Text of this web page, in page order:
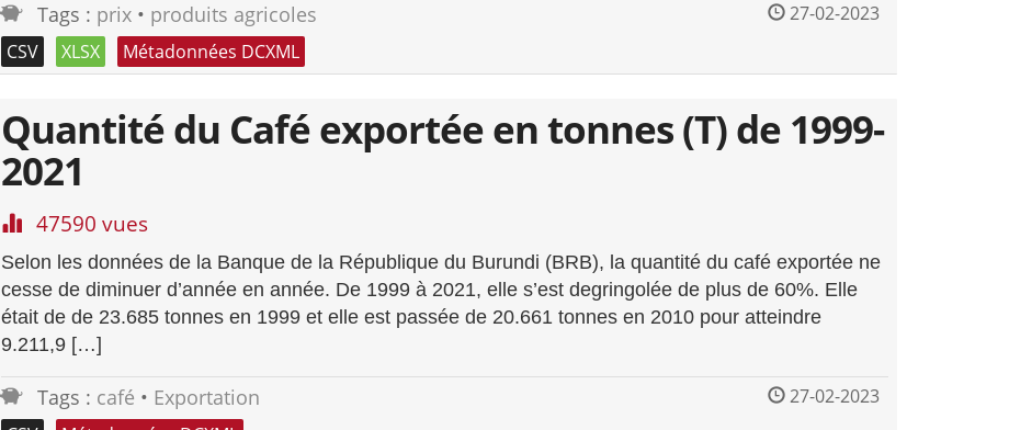
Tags : prix • produits agricoles
27-02-2023
CSV
XLSX Métadonnées DCXML
Quantité du Café exportée en tonnes (T) de 1999-
2021
47590 vues
Selon les données de la Banque de la République du Burundi (BRB), la quantité du café exportée ne
cesse de diminuer d’année en année. De 1999 à 2021, elle s’est degringolée de plus de 60%. Elle
était de de 23.685 tonnes en 1999 et elle est passée de 20.661 tonnes en 2010 pour atteindre
9.211,9 […]
Tags : café • Exportation
27-02-2023